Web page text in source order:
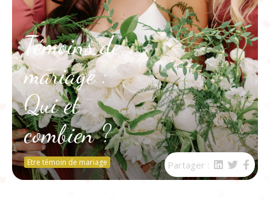
Témoins de
mariage :
Qui et
combien ?
Etre témoin de mariage Partager :